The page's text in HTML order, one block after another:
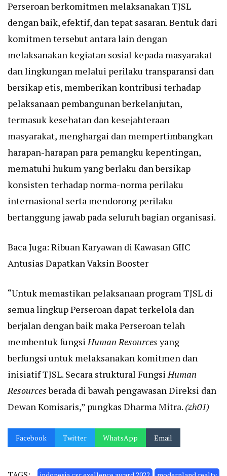
Perseroan berkomitmen melaksanakan TJSL
dengan baik, efektif, dan tepat sasaran. Bentuk dari
komitmen tersebut antara lain dengan
melaksanakan kegiatan sosial kepada masyarakat
dan lingkungan melalui perilaku transparansi dan
bersikap etis, memberikan kontribusi terhadap
pelaksanaan pembangunan berkelanjutan,
termasuk kesehatan dan kesejahteraan
masyarakat, menghargai dan mempertimbangkan
harapan-harapan para pemangku kepentingan,
mematuhi hukum yang berlaku dan bersikap
konsisten terhadap norma-norma perilaku
internasional serta mendorong perilaku
bertanggung jawab pada seluruh bagian organisasi.
Baca Juga: Ribuan Karyawan di Kawasan GIIC
Antusias Dapatkan Vaksin Booster
“Untuk memastikan pelaksanaan program TJSL di
semua lingkup Perseroan dapat terkelola dan
berjalan dengan baik maka Perseroan telah
membentuk fungsiHuman Resourcesyang
berfungsi untuk melaksanakan komitmen dan
inisiatif TJSL. Secara struktural FungsiHuman
Resourcesberada di bawah pengawasan Direksi dan
Dewan Komisaris,” pungkas Dharma Mitra. (zh01)
Facebook Twitter WhatsApp Email